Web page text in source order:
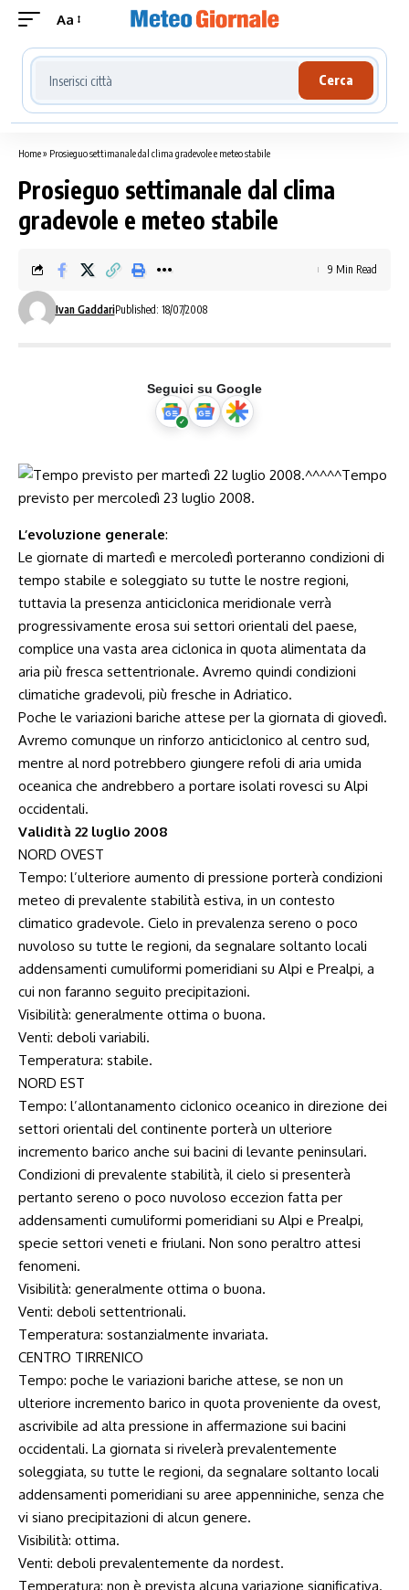
Aa
Cerca località meteo
Cerca
Home» Prosieguo settimanale dal clima gradevole e meteo stabile
Prosieguo settimanale dal clima
gradevole e meteo stabile
Ivan GaddariPublished: 18/07/2008
9 Min Read
Seguici su Google
L’evoluzione generale:
Le giornate di martedì e mercoledì porteranno condizioni di
tempo stabile e soleggiato su tutte le nostre regioni,
tuttavia la presenza anticiclonica meridionale verrà
progressivamente erosa sui settori orientali del paese,
complice una vasta area ciclonica in quota alimentata da
aria più fresca settentrionale. Avremo quindi condizioni
climatiche gradevoli, più fresche in Adriatico.
Poche le variazioni bariche attese per la giornata di giovedì.
Avremo comunque un rinforzo anticiclonico al centro sud,
mentre al nord potrebbero giungere refoli di aria umida
oceanica che andrebbero a portare isolati rovesci su Alpi
occidentali.
Validità 22 luglio 2008
NORD OVEST
Tempo: l’ulteriore aumento di pressione porterà condizioni
meteo di prevalente stabilità estiva, in un contesto
climatico gradevole. Cielo in prevalenza sereno o poco
nuvoloso su tutte le regioni, da segnalare soltanto locali
addensamenti cumuliformi pomeridiani su Alpi e Prealpi, a
cui non faranno seguito precipitazioni.
Visibilità: generalmente ottima o buona.
Venti: deboli variabili.
Temperatura: stabile.
NORD EST
Tempo: l’allontanamento ciclonico oceanico in direzione dei
settori orientali del continente porterà un ulteriore
incremento barico anche sui bacini di levante peninsulari.
Condizioni di prevalente stabilità, il cielo si presenterà
pertanto sereno o poco nuvoloso eccezion fatta per
addensamenti cumuliformi pomeridiani su Alpi e Prealpi,
specie settori veneti e friulani. Non sono peraltro attesi
fenomeni.
Visibilità: generalmente ottima o buona.
Venti: deboli settentrionali.
Temperatura: sostanzialmente invariata.
CENTRO TIRRENICO
Tempo: poche le variazioni bariche attese, se non un
ulteriore incremento barico in quota proveniente da ovest,
ascrivibile ad alta pressione in affermazione sui bacini
occidentali. La giornata si rivelerà prevalentemente
soleggiata, su tutte le regioni, da segnalare soltanto locali
addensamenti pomeridiani su aree appenniniche, senza che
vi siano precipitazioni di alcun genere.
Visibilità: ottima.
Venti: deboli prevalentemente da nordest.
Temperatura: non è prevista alcuna variazione significativa.